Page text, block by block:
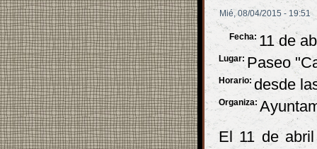
Mié, 08/04/2015 - 19:51
Fecha: 11 de
Lugar: Paseo
Horario:desde
Organiza:
El 11 de